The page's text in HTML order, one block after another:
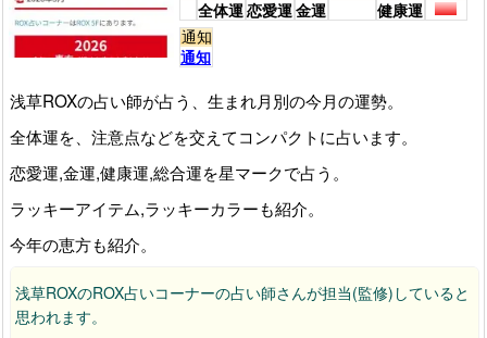
全体運恋愛運金運
健康運
通知
通知
浅草ROXの占い師が占う、生まれ月別の今月の運勢。
全体運を、注意点などを交えてコンパクトに占います。
恋愛運,金運,健康運,総合運を星マークで占う。
ラッキーアイテム,ラッキーカラーも紹介。
今年の恵方も紹介。
浅草ROXのROX占いコーナーの占い師さんが担当(監修)していると
思われます。